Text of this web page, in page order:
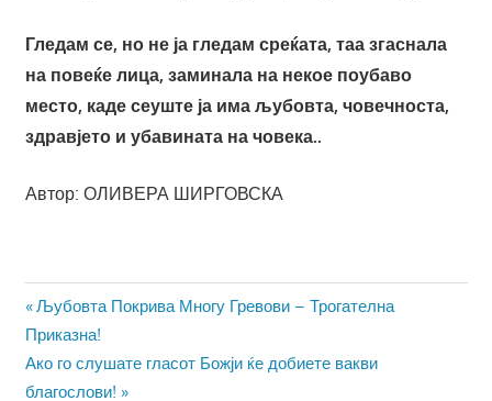
Гледам се, но не ја гледам среќата, таа згаснала
на повеќе лица, заминала на некое поубаво
место, каде сеуште ја има љубовта, човечноста,
здравјето и убавината на човека..
Автор: ОЛИВЕРА ШИРГОВСКА
Навигација
на
Previous
Post:
Љубовта Покрива Многу Гревови – Трогателна
Приказна!
Next
Post:
Ако го слушате гласот Божји ќе добиете вакви
благослови!